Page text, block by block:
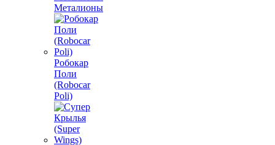
Металионы
Робокар
Поли
(Robocar
Poli)